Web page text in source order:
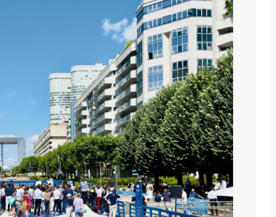
Wilfried PANATIER